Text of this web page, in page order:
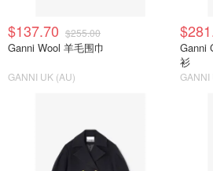
$137.70 $255.00
Ganni Wool 羊毛围巾
GANNI UK (AU)
Ganni
衫
GANNI